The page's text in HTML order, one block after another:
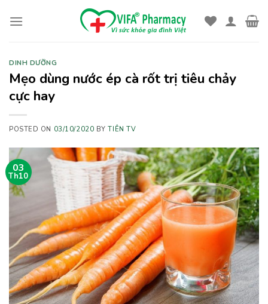
DINH DƯỠNG
Mẹo dùng nước ép cà rốt trị tiêu chảy
cực hay
POSTED ON 03/10/2020 BYTIÊN TV
03
Th10